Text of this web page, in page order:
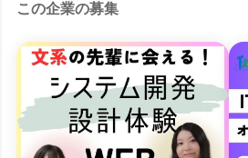
この企業の募集